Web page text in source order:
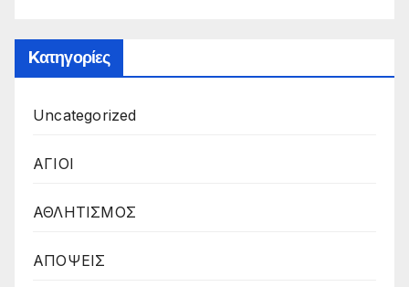
Kατηγορίες
Uncategorized
ΑΓΙΟΙ
ΑΘΛΗΤΙΣΜΟΣ
ΑΠΟΨΕΙΣ